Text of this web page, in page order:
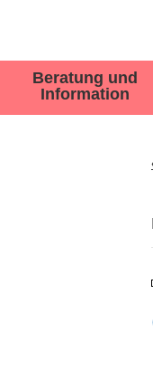
Beratung und
Information